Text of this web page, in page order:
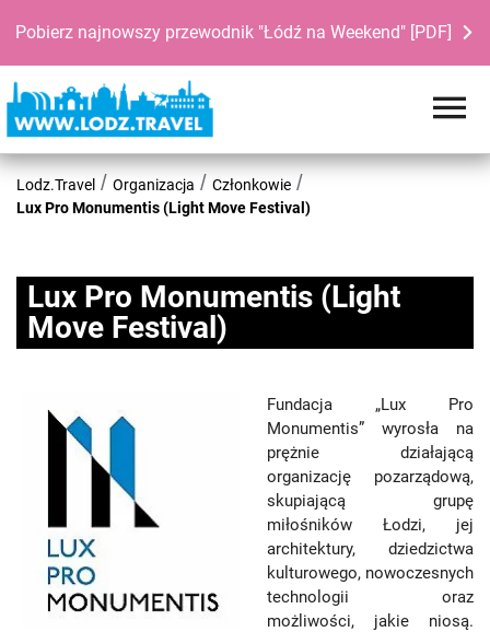
Pobierz najnowszy przewodnik "Łódź na Weekend" [PDF]
Lodz.Travel Organizacja
Członkowie
Lux Pro Monumentis (Light Move Festival)
Lux Pro Monumentis (Light
Move Festival)
Fundacja „Lux Pro
Monumentis” wyrosła na
prężnie działającą
organizację pozarządową,
skupiającą grupę
miłośników Łodzi, jej
architektury, dziedzictwa
kulturowego, nowoczesnych
technologii oraz
możliwości, jakie niosą.